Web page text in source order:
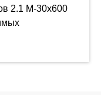
2.1 М-30х600